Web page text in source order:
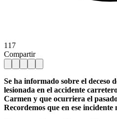
117
Compartir
Se ha informado sobre el deceso
lesionada en el accidente
Carmen y que ocurriera el
Recordemos que en ese